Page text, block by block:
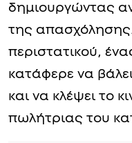
δημιουργώντας
της
περιστατικού,
κατάφερε να
και να κλέψει το
πωλήτριας του